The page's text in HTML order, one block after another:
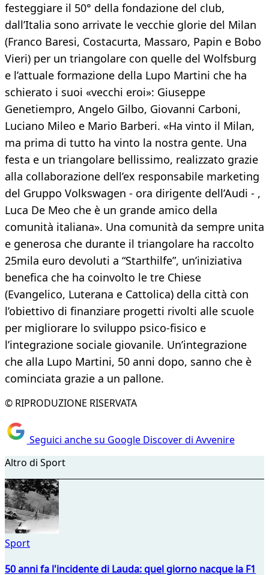
festeggiare il 50° della fondazione del club,
dall’Italia sono arrivate le vecchie glorie del Milan
(Franco Baresi, Costacurta, Massaro, Papin e Bobo
Vieri) per un triangolare con quelle del Wolfsburg
e l’attuale formazione della Lupo Martini che ha
schierato i suoi «vecchi eroi»: Giuseppe
Genetiempro, Angelo Gilbo, Giovanni Carboni,
Luciano Mileo e Mario Barberi. «Ha vinto il Milan,
ma prima di tutto ha vinto la nostra gente. Una
festa e un triangolare bellissimo, realizzato grazie
alla collaborazione dell’ex responsabile marketing
del Gruppo Volkswagen - ora dirigente dell’Audi - ,
Luca De Meo che è un grande amico della
comunità italiana». Una comunità da sempre unita
e generosa che durante il triangolare ha raccolto
25mila euro devoluti a “Starthilfe”, un’iniziativa
benefica che ha coinvolto le tre Chiese
(Evangelico, Luterana e Cattolica) della città con
l’obiettivo di finanziare progetti rivolti alle scuole
per migliorare lo sviluppo psico-fisico e
l’integrazione sociale giovanile. Un’integrazione
che alla Lupo Martini, 50 anni dopo, sanno che è
cominciata grazie a un pallone.
© RIPRODUZIONE RISERVATA
Seguici anche su Google Discover di Avvenire
Altro di Sport
Sport
50 anni fa l'incidente di Lauda: quel giorno nacque la F1